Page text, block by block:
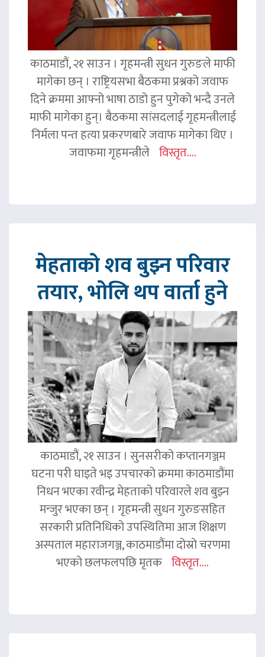
काठमाडौं, २१ साउन । गृहमन्त्री सुधन गुरुङले माफी
मागेका छन् । राष्ट्रियसभा बैठकमा प्रश्नको जवाफ
दिने क्रममा आफ्नो भाषा ठाडो हुन पुगेको भन्दै उनले
माफी मागेका हुन्। बैठकमा सांसदलाई गृहमन्त्रीलाई
निर्मला पन्त हत्या प्रकरणबारे जवाफ मागेका थिए ।
जवाफमा गृहमन्त्रीले विस्तृत....
मेहताको शव बुझ्न परिवार
तयार, भोलि थप वार्ता हुने
काठमाडौं, २१ साउन । सुनसरीको कप्तानगञ्जम
घटना परी घाइते भइ उपचारको क्रममा काठमाडौंमा
निधन भएका रवीन्द्र मेहताको परिवारले शव बुझ्न
मन्जुर भएका छन् । गृहमन्त्री सुधन गुरुङसहित
सरकारी प्रतिनिधिको उपस्थितिमा आज शिक्षण
अस्पताल महाराजगञ्ज, काठमाडौंमा दोस्रो चरणमा
भएको छलफलपछि मृतक विस्तृत....